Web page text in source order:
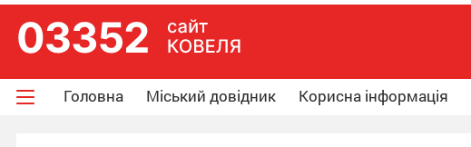
Головна Міський довідник Корисна інформація